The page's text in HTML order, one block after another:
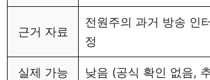
근거 자료
전원주의 과거 방송 인
정
실제 가능
낮음 (공식 확인 없음,